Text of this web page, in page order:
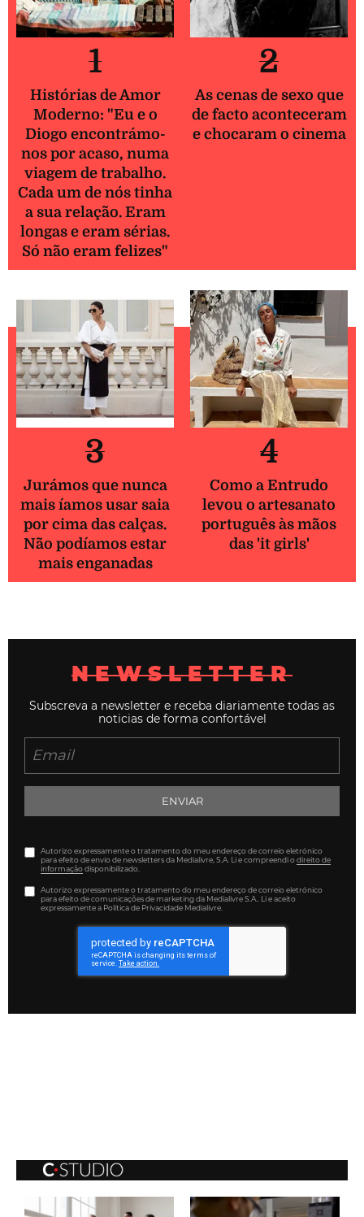
1
Histórias de Amor
Moderno: "Eu e o
Diogo encontrámo-
nos por acaso, numa
viagem de trabalho.
Cada um de nós tinha
a sua relação. Eram
longas e eram sérias.
Só não eram felizes"
2
As cenas de sexo que
de facto aconteceram
e chocaram o cinema
3
Jurámos que nunca
mais íamos usar saia
por cima das calças.
Não podíamos estar
mais enganadas
4
Como a Entrudo
levou o artesanato
português às mãos
das 'it girls'
NEWSLETTER
Subscreva a newsletter e receba diariamente todas as
noticias de forma confortável
ENVIAR
Autorizo expressamente o tratamento do meu endereço de correio eletrónico
para efeito de envio de newsletters da Medialivre, S.A. Li e compreendi odireito de
informaçãodisponibilizado.
Autorizo expressamente o tratamento do meu endereço de correio eletrónico
para efeito de comunicações de marketing da Medialivre S.A.. Li e aceito
expressamente a Política de Privacidade Medialivre.